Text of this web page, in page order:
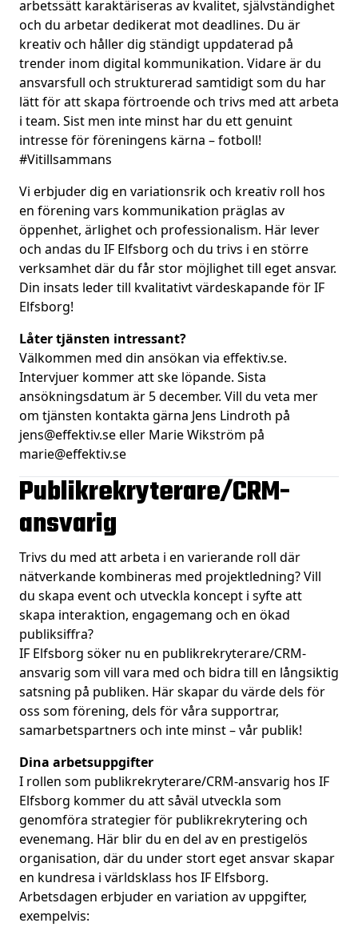
arbetssätt karaktäriseras av kvalitet, självständighet
och du arbetar dedikerat mot deadlines. Du är
kreativ och håller dig ständigt uppdaterad på
trender inom digital kommunikation. Vidare är du
ansvarsfull och strukturerad samtidigt som du har
lätt för att skapa förtroende och trivs med att arbeta
i team. Sist men inte minst har du ett genuint
intresse för föreningens kärna – fotboll!
#Vitillsammans
Vi erbjuder dig en variationsrik och kreativ roll hos
en förening vars kommunikation präglas av
öppenhet, ärlighet och professionalism. Här lever
och andas du IF Elfsborg och du trivs i en större
verksamhet där du får stor möjlighet till eget ansvar.
Din insats leder till kvalitativt värdeskapande för IF
Elfsborg!
Låter tjänsten intressant?
Välkommen med din ansökan via effektiv.se.
Intervjuer kommer att ske löpande. Sista
ansökningsdatum är 5 december. Vill du veta mer
om tjänsten kontakta gärna Jens Lindroth på
jens@effektiv.se eller Marie Wikström på
marie@effektiv.se
Publikrekryterare/CRM-
ansvarig
Trivs du med att arbeta i en varierande roll där
nätverkande kombineras med projektledning? Vill
du skapa event och utveckla koncept i syfte att
skapa interaktion, engagemang och en ökad
publiksiffra?
IF Elfsborg söker nu en publikrekryterare/CRM-
ansvarig som vill vara med och bidra till en långsiktig
satsning på publiken. Här skapar du värde dels för
oss som förening, dels för våra supportrar,
samarbetspartners och inte minst – vår publik!
Dina arbetsuppgifter
I rollen som publikrekryterare/CRM-ansvarig hos IF
Elfsborg kommer du att såväl utveckla som
genomföra strategier för publikrekrytering och
evenemang. Här blir du en del av en prestigelös
organisation, där du under stort eget ansvar skapar
en kundresa i världsklass hos IF Elfsborg.
Arbetsdagen erbjuder en variation av uppgifter,
exempelvis: